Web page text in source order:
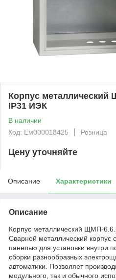
Корпус
IP31 ИЭК
В наличии
Код: Ем000018425
Розница
Цену уточняйте
Описание Характеристики
Описание
Корпус металлический ЩМП-
Сварной металлический корпус
панелью для установки внутри
сборки разнообразных
автоматики. Позволяет
модульного, так и обычного